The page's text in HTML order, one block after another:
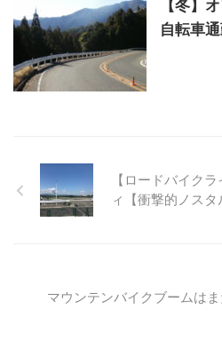
【冬】
自転車
【ロードバイク
ィ【衝撃的ノスタ
マウンテンバイクブームは